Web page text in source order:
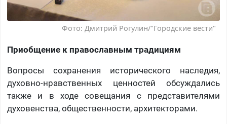
Фото: Дмитрий Рогулин/"Городские вести"
Приобщение к православным традициям
Вопросы сохранения исторического наследия,
духовно-нравственных ценностей обсуждались
также и в ходе совещания с представителями
духовенства, общественности, архитекторами.